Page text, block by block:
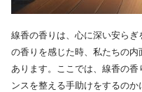
線香の香りは、心に深い安ら
の香りを感じた時、私たちの内
あります。ここでは、線香の
ンスを整える手助けをするのか